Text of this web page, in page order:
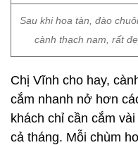
Sau khi hoa tàn, đào
cành thạch nam, rất
Chị Vĩnh cho hay,
cắm nhanh nở hơn
khách chỉ cần cắm
cả tháng. Mỗi chùm